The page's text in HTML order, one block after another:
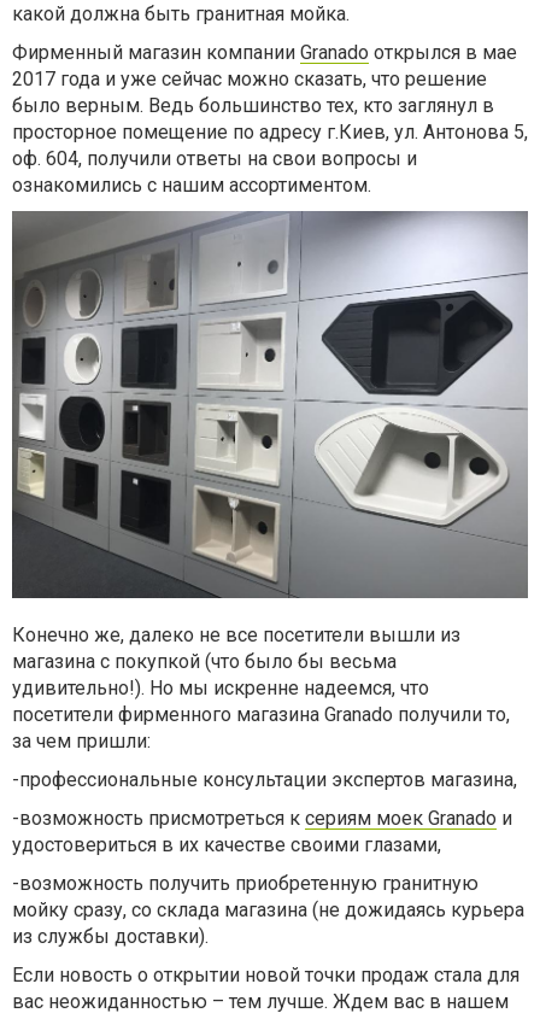
какой должна быть гранитная мойка.
Фирменный магазин компании Granado открылся в мае
2017 года и уже сейчас можно сказать, что решение
было верным. Ведь большинство тех, кто заглянул в
просторное помещение по адресу г.Киев, ул. Антонова 5,
оф. 604, получили ответы на свои вопросы и
ознакомились с нашим ассортиментом.
Конечно же, далеко не все посетители вышли из
магазина с покупкой (что было бы весьма
удивительно!). Но мы искренне надеемся, что
посетители фирменного магазина Granado получили то,
за чем пришли:
-профессиональные консультации экспертов магазина,
-возможность присмотреться к сериям моек Granado и
удостовериться в их качестве своими глазами,
-возможность получить приобретенную гранитную
мойку сразу, со склада магазина (не дожидаясь курьера
из службы доставки).
Если новость о открытии новой точки продаж стала для
вас неожиданностью – тем лучше. Ждем вас в нашем